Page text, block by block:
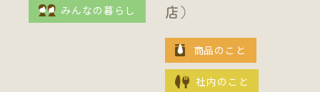
みんなの暮らし
店）
商品のこと
社内のこと